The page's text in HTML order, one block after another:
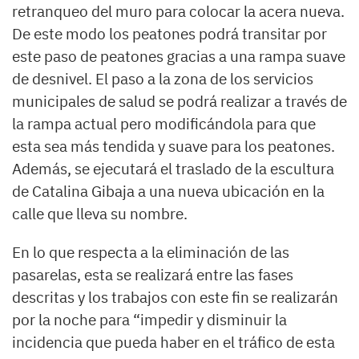
retranqueo del muro para colocar la acera nueva.
De este modo los peatones podrá transitar por
este paso de peatones gracias a una rampa suave
de desnivel. El paso a la zona de los servicios
municipales de salud se podrá realizar a través de
la rampa actual pero modificándola para que
esta sea más tendida y suave para los peatones.
Además, se ejecutará el traslado de la escultura
de Catalina Gibaja a una nueva ubicación en la
calle que lleva su nombre.
En lo que respecta a la eliminación de las
pasarelas, esta se realizará entre las fases
descritas y los trabajos con este fin se realizarán
por la noche para “impedir y disminuir la
incidencia que pueda haber en el tráfico de esta